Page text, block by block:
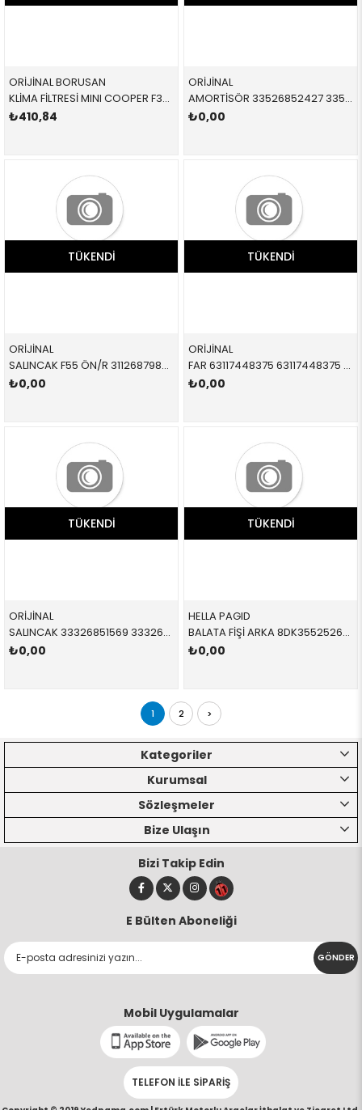
ORİJİNAL BORUSAN
KLİMA FİLTRESİ MINI COOPER F39 F45 F46 F48 F55 F56 2 SERİSİ 2014-
₺410,84
ORİJİNAL
AMORTİSÖR 33526852427 33526852427 33526852427 F55 ARKA SAĞ-SOL 2015-
₺0,00
TÜKENDI
ORİJİNAL
SALINCAK F55 ÖN/R 31126879842 31126879842 31126879842 MİNİ,F55,F56,F57 SAĞ 2015-
₺0,00
TÜKENDI
ORİJİNAL
FAR 63117448375 63117448375 63117448375 F54,F55,F56,F57 LED SOL 2014-
₺0,00
TÜKENDI
ORİJİNAL
SALINCAK 33326851569 33326851569 33326851569 F54,F55,F56,F57 1.6,1.8 ARKA-ALT SOL 2015-
₺0,00
TÜKENDI
HELLA PAGID
BALATA FİŞİ ARKA 8DK355252621 34356865612 34356865612 F45,F46,F48,F39,F54,F55,F56,F57,F60 2014-
₺0,00
1 2 >
Kategoriler
Kurumsal
Sözleşmeler
Bize Ulaşın
Bizi Takip Edin
E Bülten Aboneliği
GÖNDER
Mobil Uygulamalar
TELEFON İLE SİPARİŞ